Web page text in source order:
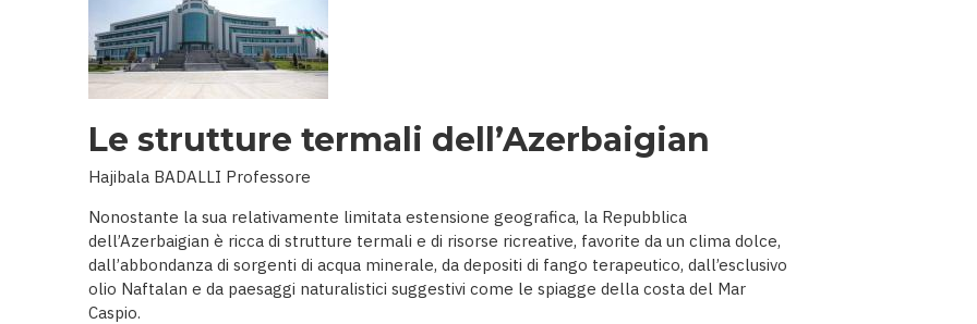
Le strutture termali dell’Azerbaigian
Hajibala BADALLI Professore
Nonostante la sua relativamente limitata estensione geografica, la Repubblica
dell’Azerbaigian è ricca di strutture termali e di risorse ricreative, favorite da un clima dolce,
dall’abbondanza di sorgenti di acqua minerale, da depositi di fango terapeutico, dall’esclusivo
olio Naftalan e da paesaggi naturalistici suggestivi come le spiagge della costa del Mar
Caspio.